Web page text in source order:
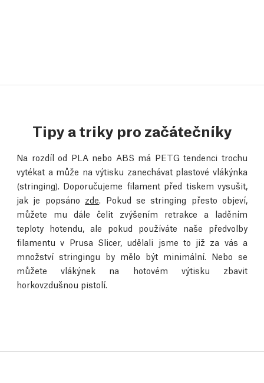
Tipy a triky pro začátečníky
Na rozdíl od PLA nebo ABS má PETG tendenci trochu
vytékat a může na výtisku zanechávat plastové vlákýnka
(stringing). Doporučujeme filament před tiskem vysušit,
jak je popsáno zde. Pokud se stringing přesto objeví,
můžete mu dále čelit zvýšením retrakce a laděním
teploty hotendu, ale pokud používáte naše předvolby
filamentu v Prusa Slicer, udělali jsme to již za vás a
množství stringingu by mělo být minimální. Nebo se
můžete vlákýnek na hotovém výtisku zbavit
horkovzdušnou pistolí.